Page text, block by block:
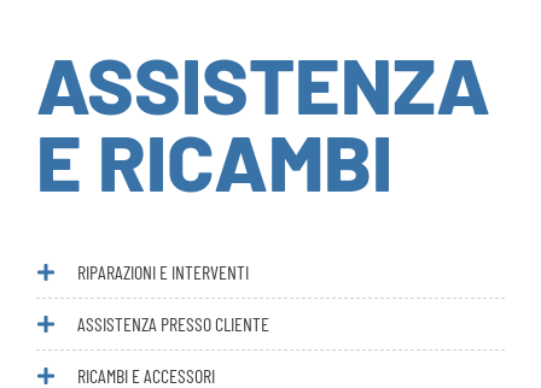
ASSISTENZA
E RICAMBI
ASSISTENZA PRESSO CLIENTE
RICAMBI E ACCESSORI